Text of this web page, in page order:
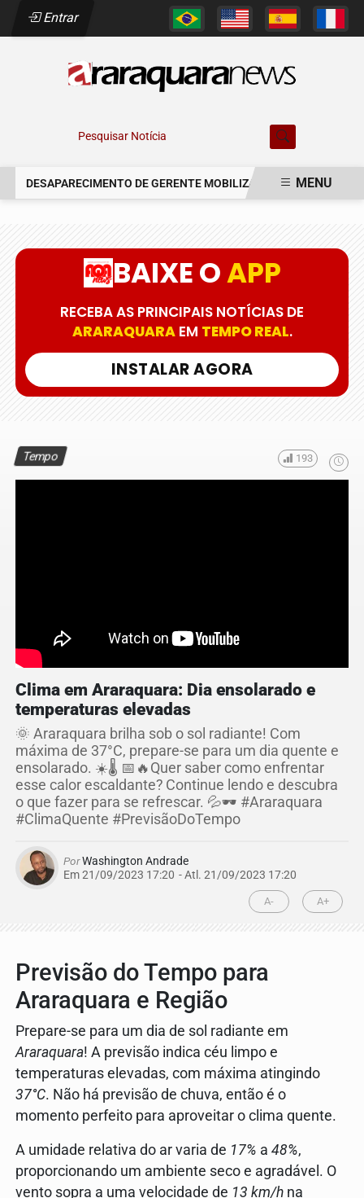
Entrar
Pesquisar Notícia
DESAPARECIMENTO DE GERENTE MOBILIZA AUTORIDADES EM
MENU
BAIXE OAPP
RECEBA AS PRINCIPAIS NOTÍCIAS DE
ARARAQUARAEM TEMPO REAL.
INSTALAR AGORA
Tempo 193
Clima em Araraquara: Dia ensolarado e
temperaturas elevadas
🌞 Araraquara brilha sob o sol radiante! Com
máxima de 37°C, prepare-se para um dia quente e
ensolarado. ☀️🌡️ 📅🔥Quer saber como enfrentar
esse calor escaldante? Continue lendo e descubra
o que fazer para se refrescar. 💦🕶️ #Araraquara
#ClimaQuente #PrevisãoDoTempo
PorWashington Andrade
Em 21/09/2023 17:20 - Atl. 21/09/2023 17:20
A- A+
Previsão do Tempo para
Araraquara e Região
Prepare-se para um dia de sol radiante em
Araraquara! A previsão indica céu limpo e
temperaturas elevadas, com máxima atingindo
37°C. Não há previsão de chuva, então é o
momento perfeito para aproveitar o clima quente.
A umidade relativa do ar varia de 17% a 48%,
proporcionando um ambiente seco e agradável. O
vento sopra a uma velocidade de 13 km/h na